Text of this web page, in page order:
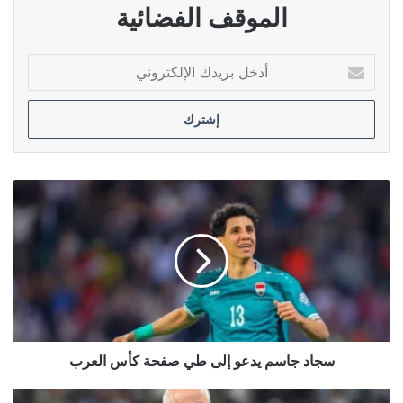
الموقف الفضائية
بريدك
الإلكتروني
إلى
صفحة
كأس
سجاد جاسم يدعو إلى طي صفحة كأس العرب
أرنولد: